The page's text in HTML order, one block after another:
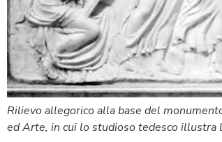
Rilievo allegorico alla base del
ed Arte, in cui lo studioso tedesco illustra